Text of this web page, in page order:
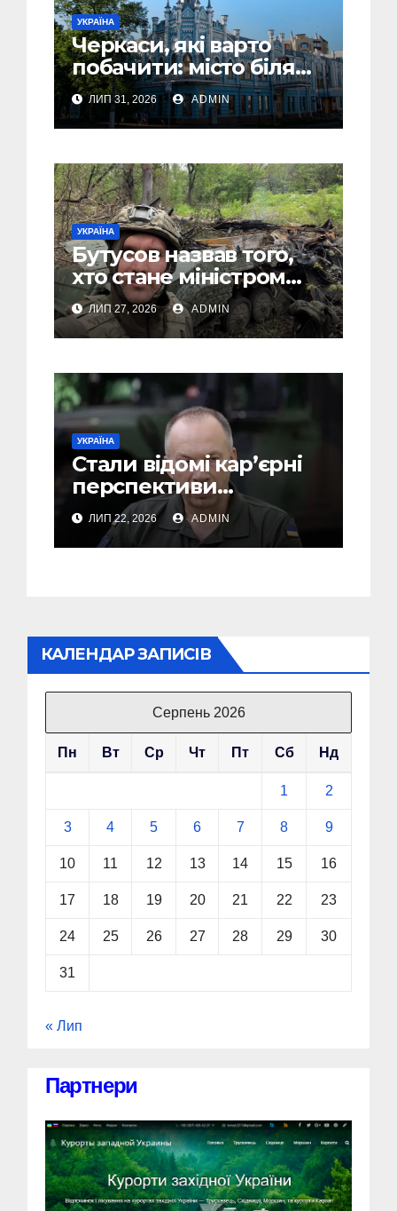
УКРАЇНА
Черкаси, які варто
побачити: місто біля
Дніпра, зелені парки
та місця з особливою
атмосферою
ЛИП 31, 2026 ADMIN
УКРАЇНА
Бутусов назвав того,
хто стане міністром
оборони України, і
пояснив, чому інакше
не може бути
ЛИП 27, 2026 ADMIN
УКРАЇНА
Стали відомі кар’єрні
перспективи
Сирського після
звільнення з посади
Головкому ВСУ
ЛИП 22, 2026 ADMIN
КАЛЕНДАР ЗАПИСІВ
Серпень 2026
Пн Вт Ср Чт Пт Сб Нд
1 2
3 4 5 6 7 8 9
10 11 12 13 14 15 16
17 18 19 20 21 22 23
24 25 26 27 28 29 30
31
« Лип
Партнери